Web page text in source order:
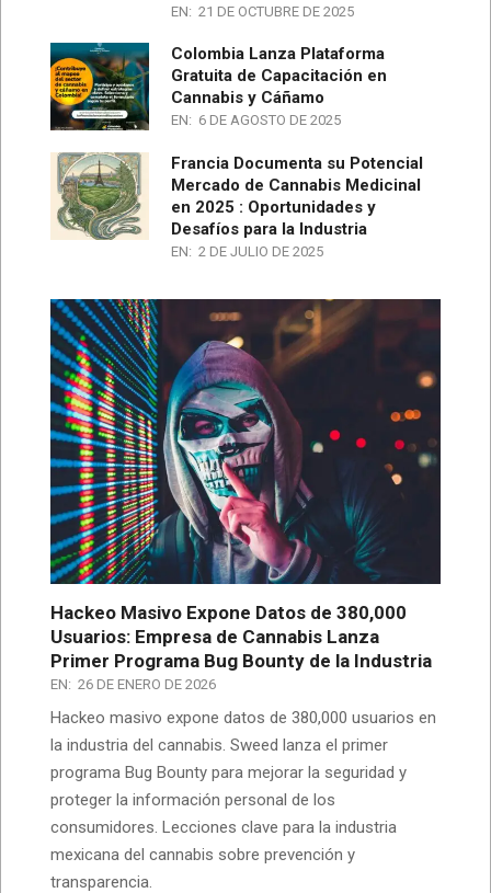
EN: 21 DE OCTUBRE DE 2025
Colombia Lanza Plataforma
Gratuita de Capacitación en
Cannabis y Cáñamo
EN: 6 DE AGOSTO DE 2025
Francia Documenta su Potencial
Mercado de Cannabis Medicinal
en 2025 : Oportunidades y
Desafíos para la Industria
EN: 2 DE JULIO DE 2025
Hackeo Masivo Expone Datos de 380,000
Usuarios: Empresa de Cannabis Lanza
Primer Programa Bug Bounty de la Industria
EN: 26 DE ENERO DE 2026
Hackeo masivo expone datos de 380,000 usuarios en
la industria del cannabis. Sweed lanza el primer
programa Bug Bounty para mejorar la seguridad y
proteger la información personal de los
consumidores. Lecciones clave para la industria
mexicana del cannabis sobre prevención y
transparencia.